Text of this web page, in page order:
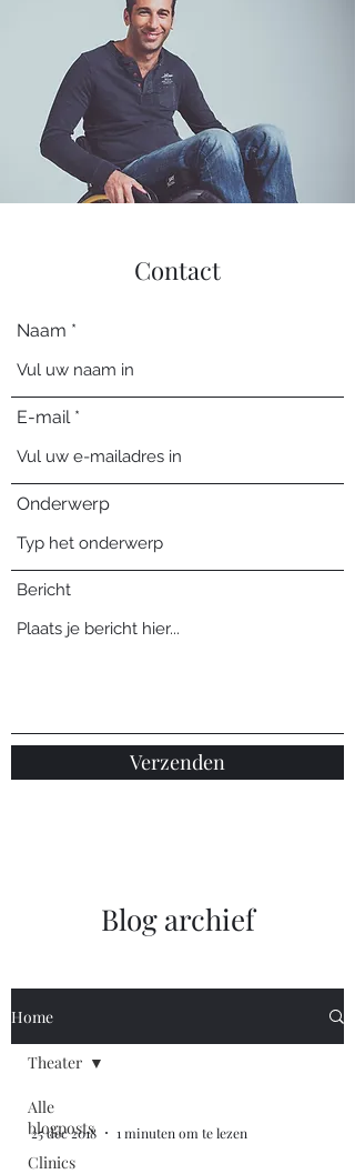
Contact
Naam
E-mail
Onderwerp
Bericht
Verzenden
Blog archief
Home
Alle
blogposts
Clinics
Theater
25 dec 2018 1 minuten om te lezen